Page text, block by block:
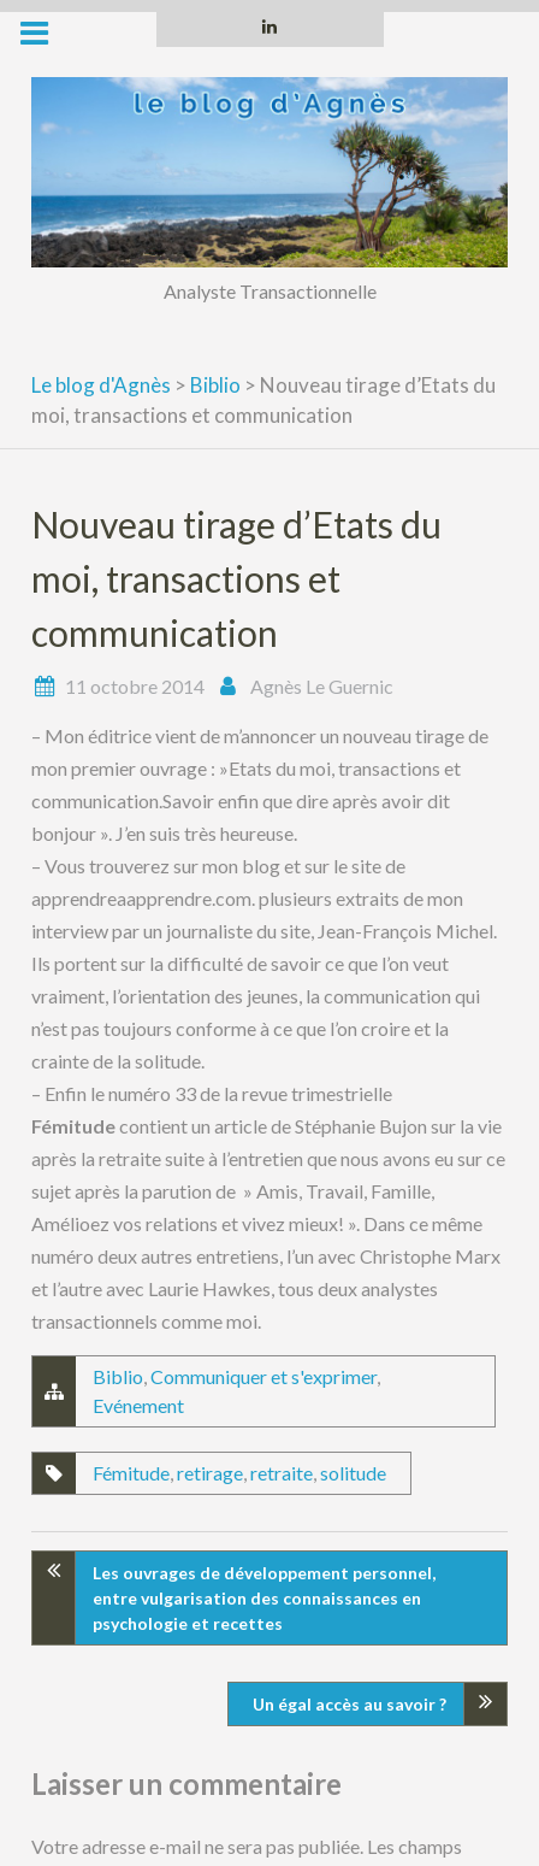
Skip
content
Analyste Transactionnelle
Le blog d'Agnès > Biblio > Nouveau tirage d’Etats du
moi, transactions et communication
Nouveau tirage d’Etats du
moi, transactions et
communication
11 octobre 2014 Agnès Le Guernic
– Mon éditrice vient de m’annoncer un nouveau tirage de
mon premier ouvrage : »Etats du moi, transactions et
communication.Savoir enfin que dire après avoir dit
bonjour ». J’en suis très heureuse.
– Vous trouverez sur mon blog et sur le site de
apprendreaapprendre.com. plusieurs extraits de mon
interview par un journaliste du site, Jean-François Michel.
Ils portent sur la difficulté de savoir ce que l’on veut
vraiment, l’orientation des jeunes, la communication qui
n’est pas toujours conforme à ce que l’on croire et la
crainte de la solitude.
– Enfin le numéro 33 de la revue trimestrielle
Fémitudecontient un article de Stéphanie Bujon sur la vie
après la retraite suite à l’entretien que nous avons eu sur ce
sujet après la parution de » Amis, Travail, Famille,
Amélioez vos relations et vivez mieux! ». Dans ce même
numéro deux autres entretiens, l’un avec Christophe Marx
et l’autre avec Laurie Hawkes, tous deux analystes
transactionnels comme moi.
Biblio,Communiquer et s'exprimer,
Evénement
Fémitude,retirage,retraite,solitude
Les ouvrages de développement personnel,
entre vulgarisation des connaissances en
psychologie et recettes
Un égal accès au savoir ?
Laisser un commentaire
Votre adresse e-mail ne sera pas publiée. Les champs